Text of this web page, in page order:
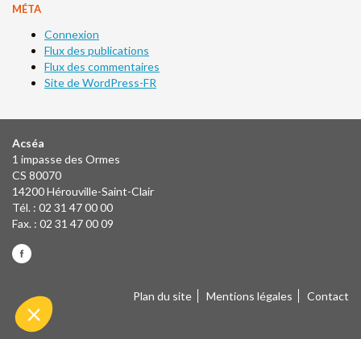
MÉTA
Connexion
Flux des publications
Flux des commentaires
Site de WordPress-FR
Acséa
1 impasse des Ormes
CS 80070
14200 Hérouville-Saint-Clair
Tél. : 02 31 47 00 00
Fax. : 02 31 47 00 09
Plan du site Mentions légales Contact